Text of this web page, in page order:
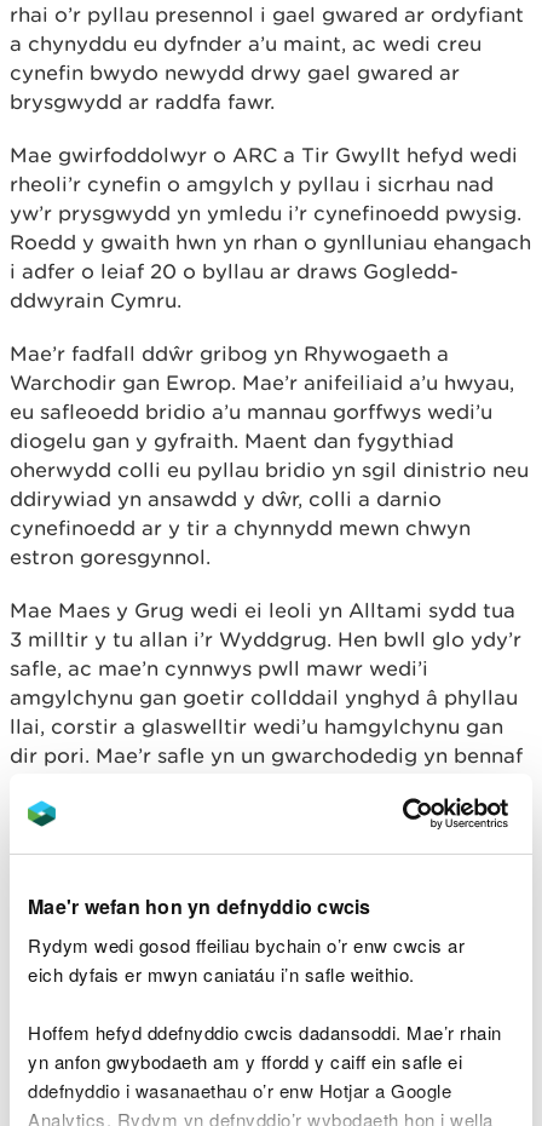
Mae'r wefan hon yn defnyddio cwcis
Rydym wedi gosod ffeiliau bychain o’r enw cwcis ar
eich dyfais er mwyn caniatáu i’n safle weithio.
Hoffem hefyd ddefnyddio cwcis dadansoddi. Mae’r rhain
yn anfon gwybodaeth am y ffordd y caiff ein safle ei
ddefnyddio i wasanaethau o’r enw Hotjar a Google
Analytics. Rydym yn defnyddio’r wybodaeth hon i wella
rhai o’r pyllau presennol i gael gwared ar ordyfiant
a chynyddu eu dyfnder a’u maint, ac wedi creu
cynefin bwydo newydd drwy gael gwared ar
brysgwydd ar raddfa fawr.
Mae gwirfoddolwyr o ARC a Tir Gwyllt hefyd wedi
rheoli’r cynefin o amgylch y pyllau i sicrhau nad
yw’r prysgwydd yn ymledu i’r cynefinoedd pwysig.
Roedd y gwaith hwn yn rhan o gynlluniau ehangach
i adfer o leiaf 20 o byllau ar draws Gogledd-
ddwyrain Cymru.
Mae’r fadfall ddŵr gribog yn Rhywogaeth a
Warchodir gan Ewrop. Mae’r anifeiliaid a’u hwyau,
eu safleoedd bridio a’u mannau gorffwys wedi’u
diogelu gan y gyfraith. Maent dan fygythiad
oherwydd colli eu pyllau bridio yn sgil dinistrio neu
ddirywiad yn ansawdd y dŵr, colli a darnio
cynefinoedd ar y tir a chynnydd mewn chwyn
estron goresgynnol.
Mae Maes y Grug wedi ei leoli yn Alltami sydd tua
3 milltir y tu allan i’r Wyddgrug. Hen bwll glo ydy’r
safle, ac mae’n cynnwys pwll mawr wedi’i
amgylchynu gan goetir collddail ynghyd â phyllau
llai, corstir a glaswelltir wedi’u hamgylchynu gan
dir pori. Mae’r safle yn un gwarchodedig yn bennaf
Cefnogir y gwaith hwn gan Gronfa Rhwydweithiau
uchelgais i gryfhau gwytnwch rhwydwaith Cymru o
safleoedd gwarchodedig ar y tir a’r môr, gan
gefnogi adferiad byd natur ac annog ymgysylltiad
â chymunedau.
Bydd y prosiect hwn yn cael ei amlygu ddydd
Gwener yma (22 Mawrth) yn y bennod ddiweddaraf
o Coast and Country gan ITV Cymru.